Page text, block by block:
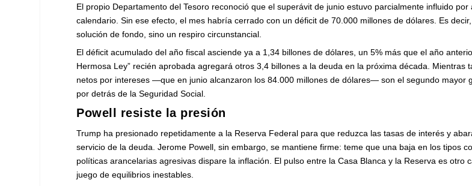
El propio Departamento del Tesoro reconoció que el superávit de junio estuvo parcialmente influido por
calendario. Sin ese efecto, el mes habría cerrado con un déficit de 70.000 millones de dólares. Es
solución de fondo, sino un respiro circunstancial.
El déficit acumulado del año fiscal asciende ya a 1,34 billones de dólares, un 5% más que el año
Hermosa Ley” recién aprobada agregará otros 3,4 billones a la deuda en la próxima década. Mientras
netos por intereses —que en junio alcanzaron los 84.000 millones de dólares— son el segundo mayor
por detrás de la Seguridad Social.
Powell resiste la presión
Trump ha presionado repetidamente a la Reserva Federal para que reduzca las tasas de interés y
servicio de la deuda. Jerome Powell, sin embargo, se mantiene firme: teme que una baja en los tipos
políticas arancelarias agresivas dispare la inflación. El pulso entre la Casa Blanca y la Reserva es otro
juego de equilibrios inestables.